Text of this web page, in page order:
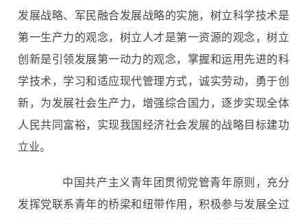
发展战略、军民融合发展战略的实施，树立科学技术是
第一生产力的观念，树立人才是第一资源的观念，树立
创新是引领发展第一动力的观念，掌握和运用先进的科
学技术，学习和适应现代管理方式，诚实劳动，勇于创
新，为发展社会生产力，增强综合国力，逐步实现全体
人民共同富裕，实现我国经济社会发展的战略目标建功
立业。
中国共产主义青年团贯彻党管青年原则，充分
发挥党联系青年的桥梁和纽带作用，积极参与发展全过